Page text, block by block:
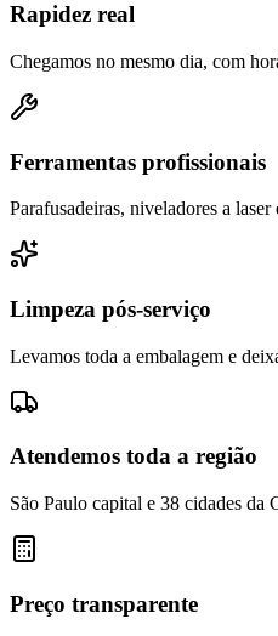
Rapidez real
Chegamos no mesmo dia, com
Ferramentas profissionais
Parafusadeiras, niveladores a laser
Limpeza pós-serviço
Levamos toda a embalagem e
Atendemos toda a região
São Paulo capital e 38 cidades da
Preço transparente